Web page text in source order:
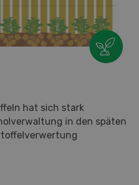
hat sich stark
in den späten